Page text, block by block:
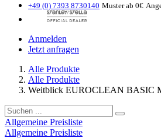
+49 (0) 7393 8730140 Muster ab 0€
Anmelden
Jetzt anfragen
Alle Produkte
Alle Produkte
Weitblick EUROCLEAN BASIC
Allgemeine Preisliste
Allgemeine Preisliste